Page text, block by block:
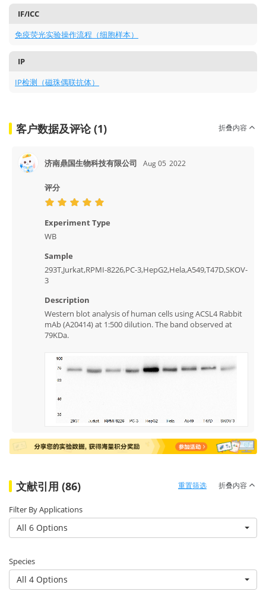
IF/ICC
免疫荧光实验操作流程（细胞样本）
IP
IP检测（磁珠偶联抗体）
客户数据及评论 (1) 折叠内容
济南鼎国生物科技有限公司 Aug 05 2022
评分
Experiment Type
WB
Sample
293T,Jurkat,RPMI-8226,PC-3,HepG2,Hela,A549,T47D,SKOV-
3
Description
Western blot analysis of human cells using ACSL4 Rabbit
mAb (A20414) at 1:500 dilution. The band observed at
79KDa.
文献引用 (86) 重置筛选 折叠内容
Filter By Applications
All 6 Options
Species
All 4 Options